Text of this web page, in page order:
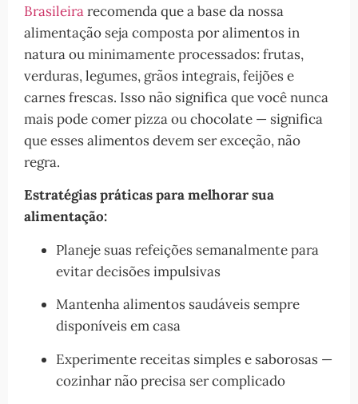
Brasileirarecomenda que a base da nossa
alimentação seja composta por alimentos in
natura ou minimamente processados: frutas,
verduras, legumes, grãos integrais, feijões e
carnes frescas. Isso não significa que você nunca
mais pode comer pizza ou chocolate — significa
que esses alimentos devem ser exceção, não
regra.
Estratégias práticas para melhorar sua
alimentação:
Planeje suas refeições semanalmente para
evitar decisões impulsivas
Mantenha alimentos saudáveis sempre
disponíveis em casa
Experimente receitas simples e saborosas —
cozinhar não precisa ser complicado